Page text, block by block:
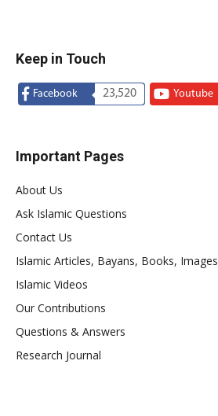
Keep in Touch
Facebook 23,520 Youtube
Important Pages
About Us
Ask Islamic Questions
Contact Us
Islamic Articles, Bayans, Books, Images
Islamic Videos
Our Contributions
Questions & Answers
Research Journal